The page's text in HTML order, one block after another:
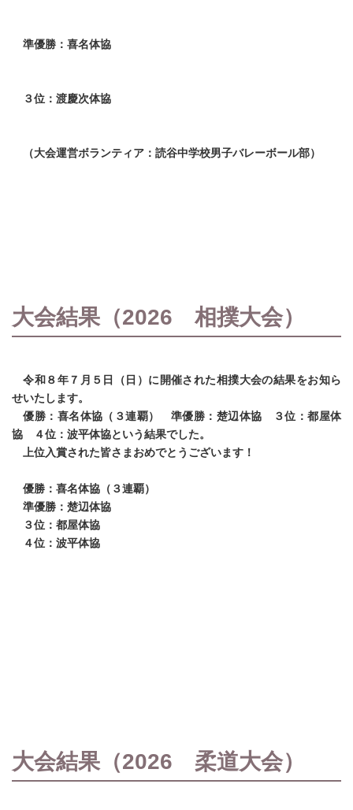
準優勝：喜名体協
３位：渡慶次体協
（大会運営ボランティア：読谷中学校男子バレーボール部）
大会結果（2026 相撲大会）
令和８年７月５日（日）に開催された相撲大会の結果をお知ら
せいたします。
優勝：喜名体協（３連覇） 準優勝：楚辺体協 ３位：都屋体
協 ４位：波平体協という結果でした。
上位入賞された皆さまおめでとうございます！
優勝：喜名体協（３連覇）
準優勝：楚辺体協
３位：都屋体協
４位：波平体協
大会結果（2026 柔道大会）